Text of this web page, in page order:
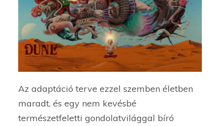
Az adaptáció terve ezzel szemben életben
maradt, és egy nem kevésbé
természetfeletti gondolatvilággal bíró